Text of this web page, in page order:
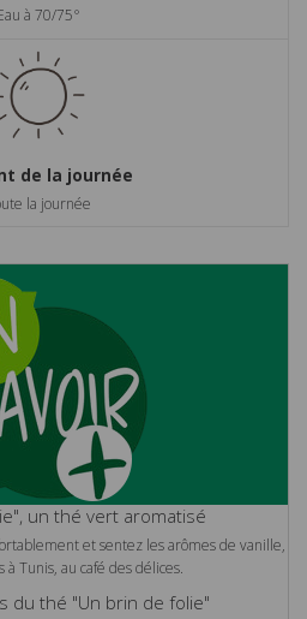
à 70/75°
de la journée
la journée
un thé vert aromatisé
et sentez les arômes de vanille,
Tunis, au café des délices.
du thé "Un brin de folie"